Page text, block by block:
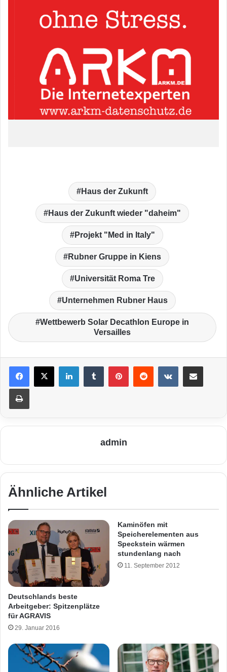
Haus der Zukunft
Haus der Zukunft wieder "daheim"
Projekt "Med in Italy"
Rubner Gruppe in Kiens
Universität Roma Tre
Unternehmen Rubner Haus
Wettbewerb Solar Decathlon Europe in
Versailles
LinkedIn VKontakte
Drucken
admin
Ähnliche Artikel
Deutschlands beste
Arbeitgeber: Spitzenplätze
für AGRAVIS
29. Januar 2016
Kaminöfen mit
Speicherelementen aus
Speckstein wärmen
stundenlang nach
11. September 2012